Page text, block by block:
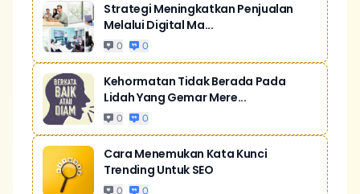
Strategi Meningkatkan Penjualan
Melalui Digital Ma...
0 0
Kehormatan Tidak Berada Pada
Lidah Yang Gemar Mere...
0 0
Cara Menemukan Kata Kunci
Trending Untuk SEO
0 0